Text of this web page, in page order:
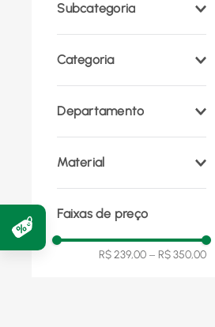
Subcategoria
Categoria
Departamento
(3)
Material
Faixas de preço
R$ 239,00 – R$ 350,00